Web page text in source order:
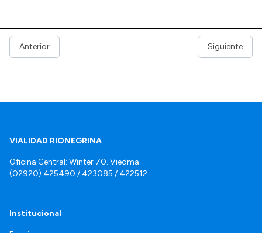
Anterior Siguiente
VIALIDAD RIONEGRINA
Oficina Central: Winter 70. Viedma.
(02920) 425490 / 423085 / 422512
Institucional